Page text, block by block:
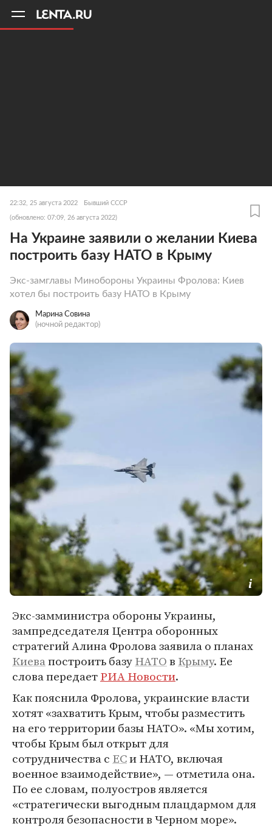
22:32, 25 августа 2022 Бывший СССР
(обновлено: 07:09, 26 августа 2022)
На Украине заявили о желании Киева
построить базу НАТО в Крыму
Экс-замглавы Минобороны Украины Фролова: Киев
хотел бы построить базу НАТО в Крыму
Марина Совина
(ночной редактор)
Экс-замминистра обороны Украины,
зампредседателя Центра оборонных
стратегий Алина Фролова заявила о планах
Киевапостроить базуНАТОв Крыму. Ее
слова передаетРИА Новости.
Как пояснила Фролова, украинские власти
хотят «захватить Крым, чтобы разместить
на его территории базы НАТО». «Мы хотим,
чтобы Крым был открыт для
сотрудничества с ЕСи НАТО, включая
военное взаимодействие», — отметила она.
По ее словам, полуостров является
«стратегически выгодным плацдармом для
контроля безопасности в Черном море».